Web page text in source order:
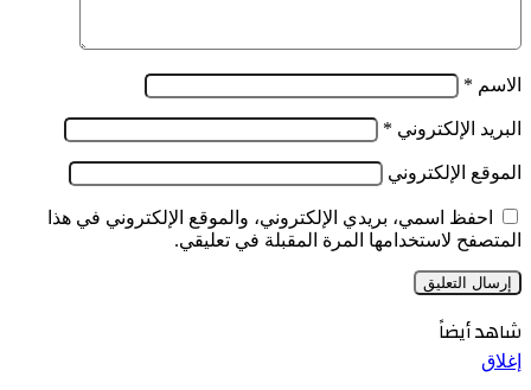
الاسم *
البريد الإلكتروني *
الموقع الإلكتروني
احفظ اسمي، بريدي الإلكتروني، والموقع الإلكتروني في هذا
المتصفح لاستخدامها المرة المقبلة في تعليقي.
شاهد أيضاً
إغلاق